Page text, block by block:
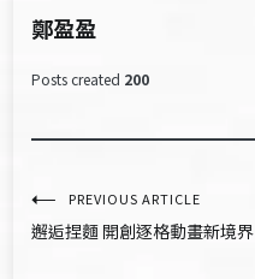
鄭盈盈
Posts created 200
文
章
PREVIOUS ARTICLE
邂逅捏麵 開創逐格動畫新境界